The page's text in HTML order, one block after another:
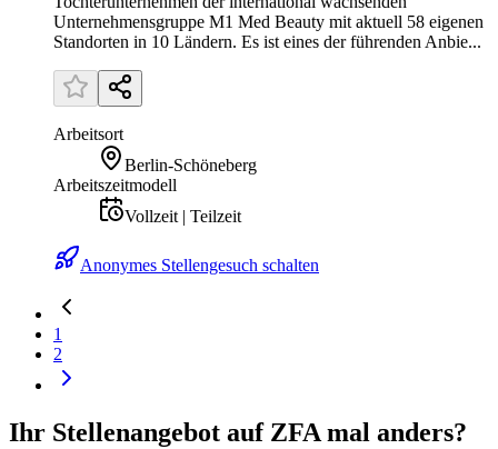
Unternehmensgruppe M1 Med Beauty mit aktuell 58 eigenen
Standorten in 10 Ländern. Es ist eines der führenden Anbie...
Arbeitsort
Berlin-Schöneberg
Arbeitszeitmodell
Vollzeit | Teilzeit
Anonymes Stellengesuch schalten
1
2
Ihr Stellenangebot auf ZFA mal anders?